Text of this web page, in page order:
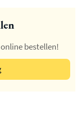
bestellen!